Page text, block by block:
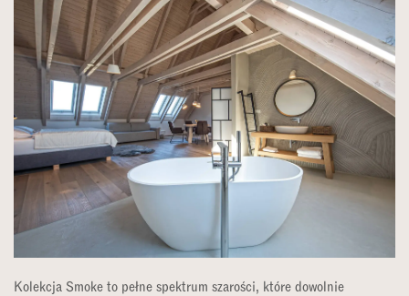
Kolekcja Smoke to pełne spektrum szarości, które dowolnie